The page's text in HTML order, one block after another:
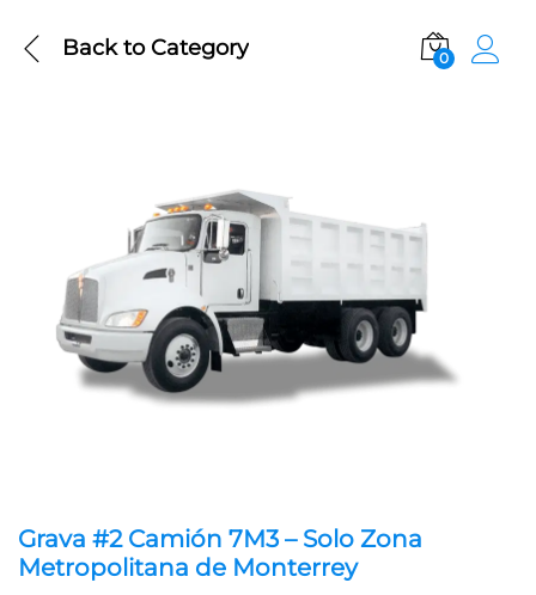
Back toCategory 0
Grava #2 Camión 7M3 – Solo Zona
Metropolitana de Monterrey